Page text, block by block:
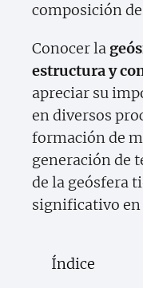
composición
Conocer la
estructura y
apreciar su
en diversos
formación de
generación de
de la geósfera
significativo
Índice